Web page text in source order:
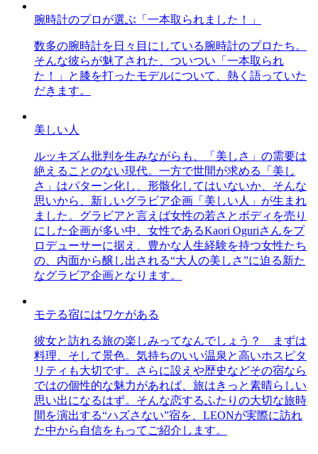
腕時計のプロが選ぶ「一本取られました！」
数多の腕時計を日々目にしている腕時計のプロたち。
そんな彼らが魅了された、ついつい「一本取られ
た！」と膝を打ったモデルについて、熱く語っていた
だきます。
美しい人
ルッキズム批判を生みながらも、「美しさ」の需要は
絶えることのない現代。一方で世間が求める「美し
さ」はパターン化し、形骸化してはいないか、そんな
思いから、新しいグラビア企画「美しい人」が生まれ
ました。グラビアと言えば女性の若さとボディを売り
にした企画が多い中、女性であるKaori Oguriさんをプ
ロデューサーに据え、豊かな人生経験を持つ女性たち
の、内面から醸し出される“大人の美しさ”に迫る新た
なグラビア企画となります。
モテる宿にはワケがある
彼女と訪れる旅の楽しみってなんでしょう？ まずは
料理、そして景色。気持ちのいい温泉と高いホスピタ
リティも大切です。さらに設えや歴史などその宿なら
ではの個性的な魅力があれば、旅はきっと素晴らしい
思い出になるはず。そんな恋するふたりの大切な旅時
間を演出する“ハズさない”宿を、LEONが実際に訪れ
た中から自信をもってご紹介します。